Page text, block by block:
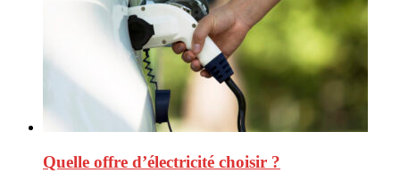
Quelle offre d’électricité choisir ?